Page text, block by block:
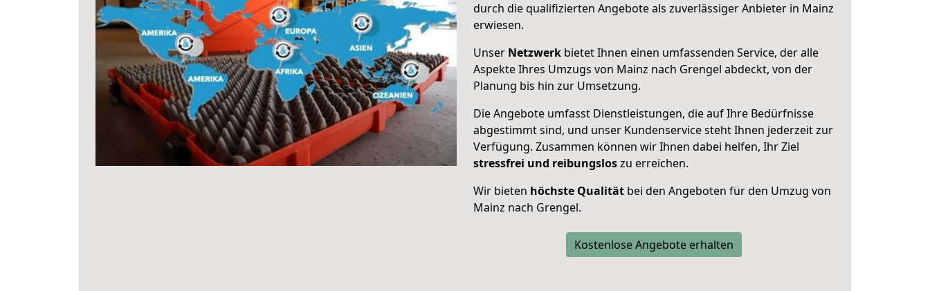
durch die qualifizierten Angebote als zuverlässiger Anbieter in Mainz
erwiesen.
Unser Netzwerk bietet Ihnen einen umfassenden Service, der alle
Aspekte Ihres Umzugs von Mainz nach Grengel abdeckt, von der
Planung bis hin zur Umsetzung.
Die Angebote umfasst Dienstleistungen, die auf Ihre Bedürfnisse
abgestimmt sind, und unser Kundenservice steht Ihnen jederzeit zur
Verfügung. Zusammen können wir Ihnen dabei helfen, Ihr Ziel
stressfrei und reibungsloszu erreichen.
Wir bieten höchste Qualität bei den Angeboten für den Umzug von
Mainz nach Grengel.
Kostenlose Angebote erhalten